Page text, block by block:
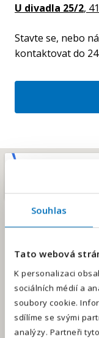
Souhlas
Tato webová
K personalizaci
sociálních médií a
soubory cookie.
sdílíme se svými
analýzy. Partneři
U divadla 25/2,
Stavte se, nebo
kontaktovat do
E-mailová adresa
Váš telefon*
Předvolba
Odesláním